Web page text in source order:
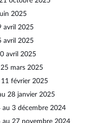
2025
avril 2025
avril 2025
avril 2025
mars 2025
février 2025
28 janvier 2025
3 décembre 2024
27 novembre 2024